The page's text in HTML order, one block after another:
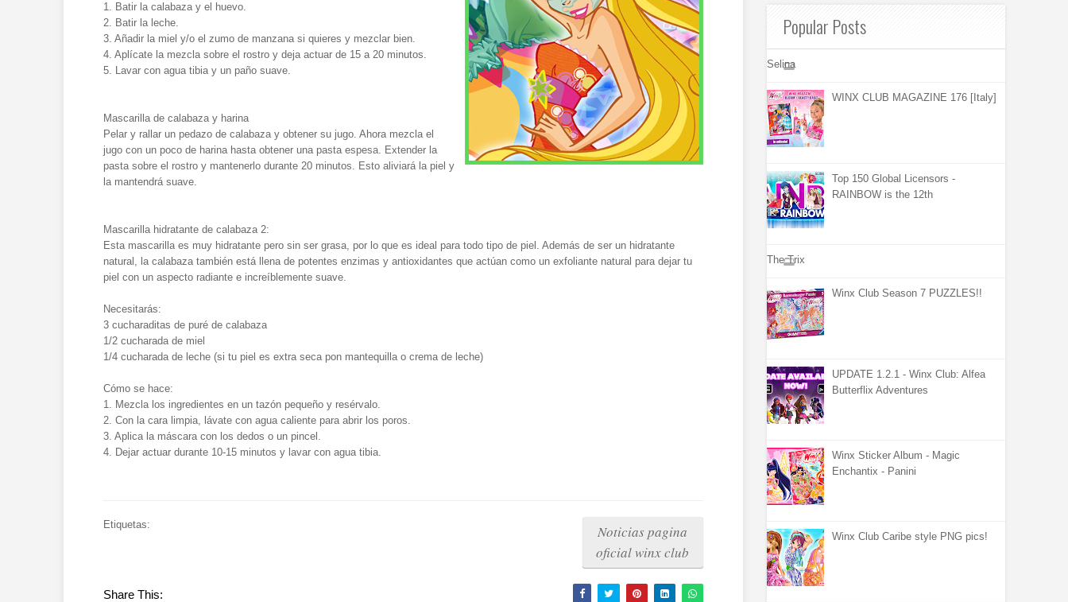
1. Batir la calabaza y el huevo.
2. Batir la leche.
3. Añadir la miel y/o el zumo de manzana si quieres y mezclar bien.
4. Aplícate la mezcla sobre el rostro y deja actuar de 15 a 20 minutos.
5. Lavar con agua tibia y un paño suave.
Mascarilla de calabaza y harina
Pelar y rallar un pedazo de calabaza y obtener su jugo. Ahora mezcla el
jugo con un poco de harina hasta obtener una pasta espesa. Extender la
pasta sobre el rostro y mantenerlo durante 20 minutos. Esto aliviará la piel y
la mantendrá suave.
Mascarilla hidratante de calabaza 2:
Esta mascarilla es muy hidratante pero sin ser grasa, por lo que es ideal para todo tipo de piel. Además de ser un hidratante
natural, la calabaza también está llena de potentes enzimas y antioxidantes que actúan como un exfoliante natural para dejar tu
piel con un aspecto radiante e increíblemente suave.
Necesitarás:
3 cucharaditas de puré de calabaza
1/2 cucharada de miel
1/4 cucharada de leche (si tu piel es extra seca pon mantequilla o crema de leche)
Cómo se hace:
1. Mezcla los ingredientes en un tazón pequeño y resérvalo.
2. Con la cara limpia, lávate con agua caliente para abrir los poros.
3. Aplica la máscara con los dedos o un pincel.
4. Dejar actuar durante 10-15 minutos y lavar con agua tibia.
Etiquetas:
Noticias pagina
oficial winx club
Share This:
Popular Posts
Selina
WINX CLUB MAGAZINE 176 [Italy]
Top 150 Global Licensors -
RAINBOW is the 12th
The Trix
Winx Club Season 7 PUZZLES!!
UPDATE 1.2.1 - Winx Club: Alfea
Butterflix Adventures
Winx Sticker Album - Magic
Enchantix - Panini
Winx Club Caribe style PNG pics!